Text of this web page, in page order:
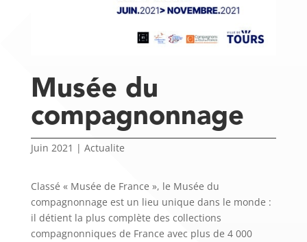
Musée du
compagnonnage
Juin 2021 | Actualite
Classé « Musée de France », le Musée du
compagnonnage est un lieu unique dans le monde :
il détient la plus complète des collections
compagnonniques de France avec plus de 4 000